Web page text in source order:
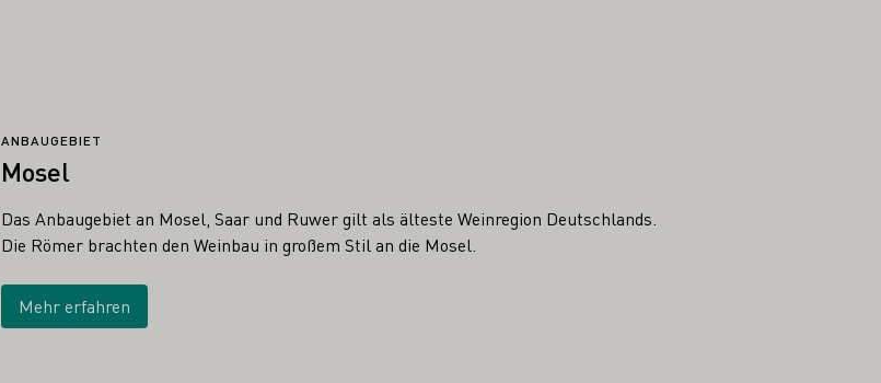
ANBAUGEBIET
Mosel
Das Anbaugebiet an Mosel, Saar und Ruwer gilt als älteste Weinregion Deutschlands.
Die Römer brachten den Weinbau in großem Stil an die Mosel.
Mehr erfahren